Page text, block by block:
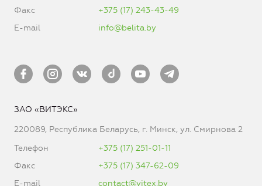
Факс
+375 (17) 243-43-49
E-mail
info@belita.by
ЗАО «ВИТЭКС»
220089, Республика Беларусь, г. Минск, ул. Смирнова 2
Телефон
+375 (17) 251-01-11
Факс
+375 (17) 347-62-09
E-mail
contact@vitex.by